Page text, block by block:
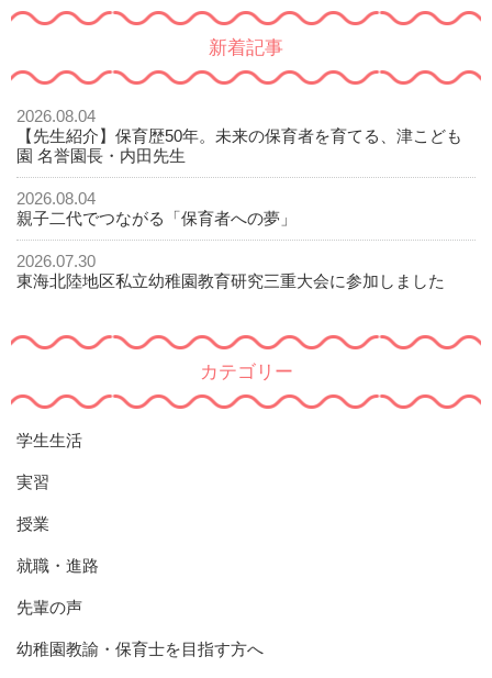
新着記事
2026.08.04
【先生紹介】保育歴50年。未来の保育者を育てる、津こども
園 名誉園長・内田先生
2026.08.04
親子二代でつながる「保育者への夢」
2026.07.30
東海北陸地区私立幼稚園教育研究三重大会に参加しました
カテゴリー
学生生活
実習
授業
就職・進路
先輩の声
幼稚園教諭・保育士を目指す方へ